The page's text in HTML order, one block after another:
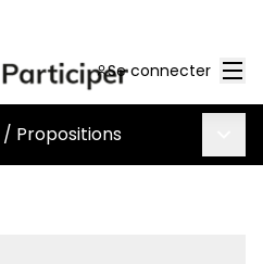
Se connecter
/ Propositions